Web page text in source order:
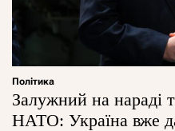
Політика
Залужний на нараді
НАТО: Україна вже